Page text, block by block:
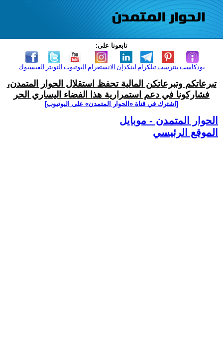
تابعونا على:
الفيسبوك التويتر اليوتيوب الانستغرام لينكدإن تيلكرامبنترست بودكاست
تبرعاتكم وتبرعاتكن المالية تحفظ استقلال الحوار المتمدن،
فشاركونا في دعم استمرارية هذا الفضاء اليساري الحر
[اشترك في قناة ‫«الحوار المتمدن» على اليوتيوب]
الحوار المتمدن - موبايل
الموقع الرئيسي